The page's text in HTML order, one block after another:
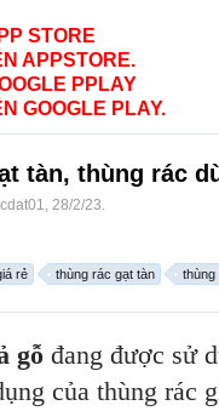
STORE
APPSTORE.
PPLAY
GOOGLE PLAY.
tàn, thùng rác
, 28/2/23.
rẻ thùng rác gạt tàn thùng
gỗ đang được sử
của thùng rác